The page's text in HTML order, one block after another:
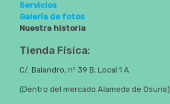
Servicios
Galería de fotos
Nuestra historia
Tienda Física:
C/. Balandro, nº 39 B, Local 1 A
(Dentro del mercado Alameda de Osuna)